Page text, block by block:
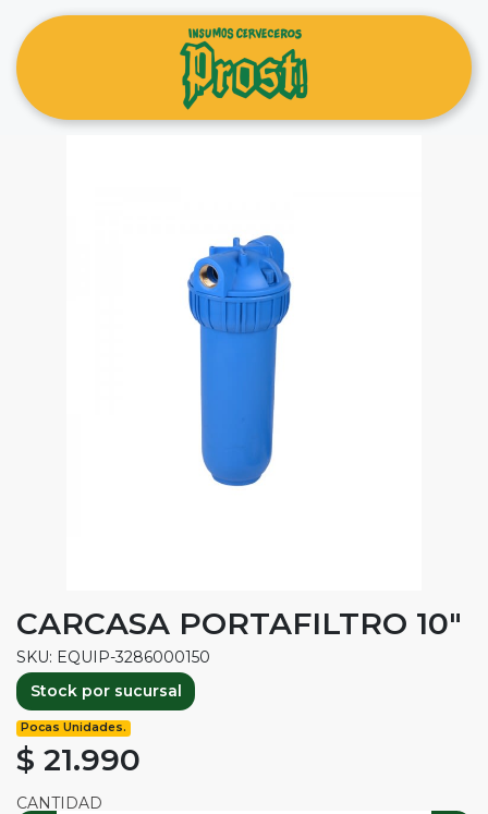
CARCASA PORTAFILTRO 10"
SKU: EQUIP-3286000150
Stock por sucursal
Pocas Unidades.
$ 21.990
CANTIDAD